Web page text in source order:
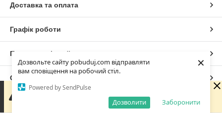
Дозвольте сайту pobuduj.com відправляти
вам сповіщення на робочий стіл.
Powered by SendPulse
Заборонити
Дозволити
×
Доставка та оплата
Графік роботи
Повна версія сайту
Сайт створено на маркетплейсі
Політика конфіденційності
Зараз ми не можемо відразу відповісти на запит, але
обовязково звяжемося з Вами в робочі години компаніїї.